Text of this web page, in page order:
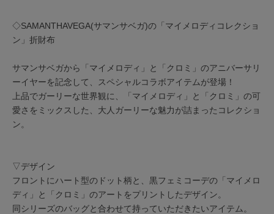
◇SAMANTHAVEGA(サマンサベガ)の「マイメロディコレクショ
ン」折財布
サマンサベガから「マイメロディ」と「クロミ」のアニバーサリ
ーイヤーを記念して、スペシャルコラボアイテムが登場！
上品でガーリーな世界観に、「マイメロディ」と「クロミ」の可
愛さをミックスした、大人ガーリーな魅力が詰まったコレクショ
ン。
▽デザイン
フロントにハート型のドット柄と、黒フェミコーデの「マイメロ
ディ」と「クロミ」のアートをプリントしたデザイン。
同シリーズのバッグと合わせて持っていただきたいアイテム。